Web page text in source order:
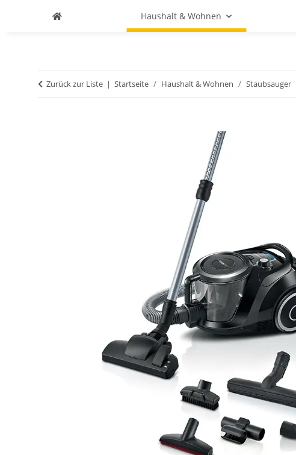
Haushalt & Wohnen
Zurück zur Liste Startseite Haushalt & Wohnen Staubsauger